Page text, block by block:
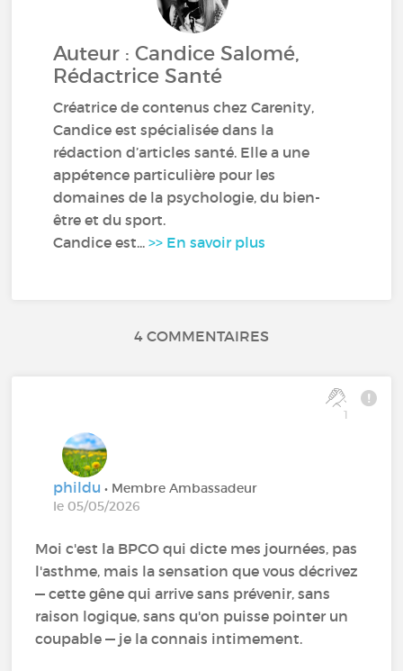
Auteur : Candice Salomé,
Rédactrice Santé
Créatrice de contenus chez Carenity,
Candice est spécialisée dans la
rédaction d’articles santé. Elle a une
appétence particulière pour les
domaines de la psychologie, du bien-
être et du sport.
Candice est...>> En savoir plus
4 COMMENTAIRES
1
phildu• Membre Ambassadeur
le 05/05/2026
Moi c'est la BPCO qui dicte mes journées, pas
l'asthme, mais la sensation que vous décrivez
— cette gêne qui arrive sans prévenir, sans
raison logique, sans qu'on puisse pointer un
coupable — je la connais intimement.